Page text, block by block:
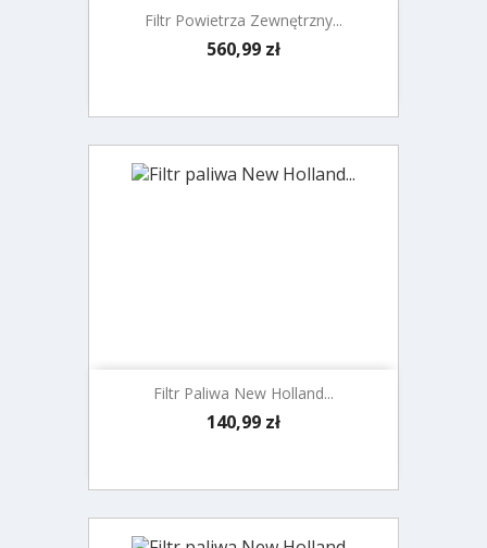
Filtr Powietrza Zewnętrzny...
Cena
560,99 zł
Filtr Paliwa New Holland...
Cena
140,99 zł